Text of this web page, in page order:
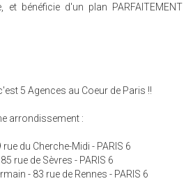
et bénéficie d'un plan PARFAITEMENT
5 Agences au Coeur de Paris !!
arrondissement :
du Cherche-Midi - PARIS 6
rue de Sèvres - PARIS 6
- 83 rue de Rennes - PARIS 6